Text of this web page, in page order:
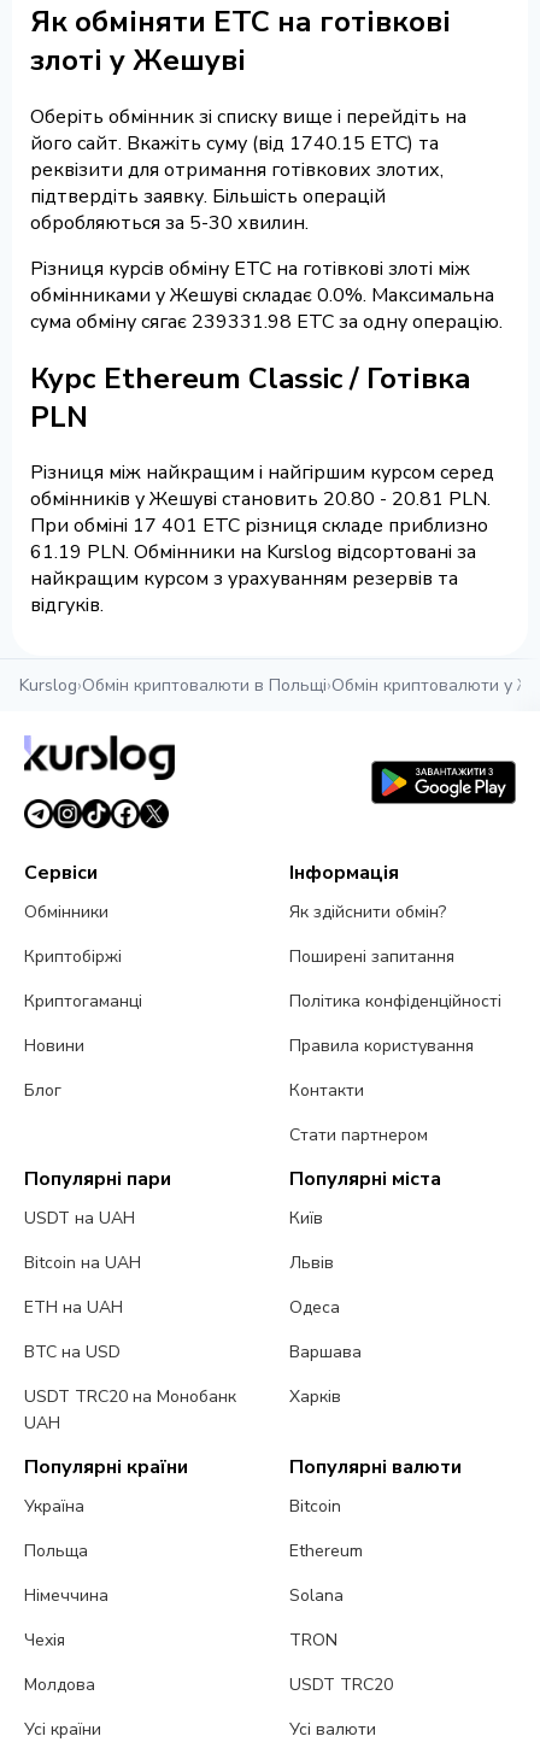
Як обміняти ETC на готівкові
злоті у Жешуві
Оберіть обмінник зі списку вище і перейдіть на
його сайт. Вкажіть суму (від 1740.15 ETC) та
реквізити для отримання готівкових злотих,
підтвердіть заявку. Більшість операцій
обробляються за 5-30 хвилин.
Різниця курсів обміну ETC на готівкові злоті між
обмінниками у Жешуві складає 0.0%. Максимальна
сума обміну сягає 239331.98 ETC за одну операцію.
Курс Ethereum Classic / Готівка
PLN
Різниця між найкращим і найгіршим курсом серед
обмінників у Жешуві становить 20.80 - 20.81 PLN.
При обміні 17 401 ETC різниця складе приблизно
61.19 PLN. Обмінники на Kurslog відсортовані за
найкращим курсом з урахуванням резервів та
відгуків.
Kurslog›Обмін криптовалюти в Польщі›Обмін криптовалюти у
Сервіси
Обмінники
Криптобіржі
Криптогаманці
Новини
Блог
Інформація
Як здійснити обмін?
Поширені запитання
Політика конфіденційності
Правила користування
Контакти
Стати партнером
Популярні пари
USDT на UAH
Bitcoin на UAH
ETH на UAH
BTC на USD
USDT TRC20 на Монобанк
UAH
Популярні міста
Київ
Львів
Одеса
Варшава
Харків
Популярні країни
Україна
Польща
Німеччина
Чехія
Молдова
Усі країни
Популярні валюти
Bitcoin
Ethereum
Solana
TRON
USDT TRC20
Усі валюти